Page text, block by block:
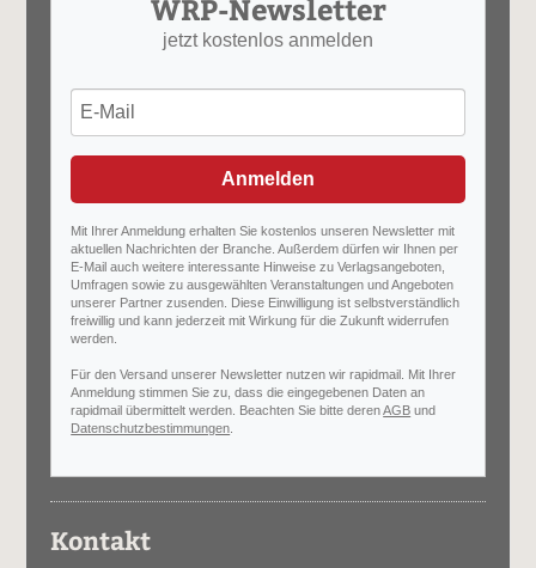
WRP-Newsletter
jetzt kostenlos anmelden
Anmelden
Mit Ihrer Anmeldung erhalten Sie kostenlos unseren Newsletter mit
aktuellen Nachrichten der Branche. Außerdem dürfen wir Ihnen per
E-Mail auch weitere interessante Hinweise zu Verlagsangeboten,
Umfragen sowie zu ausgewählten Veranstaltungen und Angeboten
unserer Partner zusenden. Diese Einwilligung ist selbstverständlich
freiwillig und kann jederzeit mit Wirkung für die Zukunft widerrufen
werden.
Für den Versand unserer Newsletter nutzen wir rapidmail. Mit Ihrer
Anmeldung stimmen Sie zu, dass die eingegebenen Daten an
rapidmail übermittelt werden. Beachten Sie bitte derenAGB und
Datenschutzbestimmungen
Kontakt